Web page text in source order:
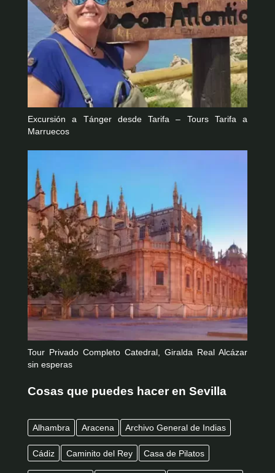
Excursión a Tánger desde Tarifa – Tours Tarifa a
Marruecos
Tour Privado Completo Catedral, Giralda Real Alcázar
sin esperas
Cosas que puedes hacer en Sevilla
Alhambra Aracena Archivo General de Indias
Cádiz Caminito del Rey Casa de Pilatos